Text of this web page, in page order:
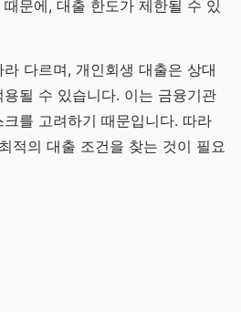
문에, 대출 한도가 제한될 수 있
다르며, 개인회생 대출은 상대
될 수 있습니다. 이는 금융기관
를 고려하기 때문입니다. 따라
적의 대출 조건을 찾는 것이 필요